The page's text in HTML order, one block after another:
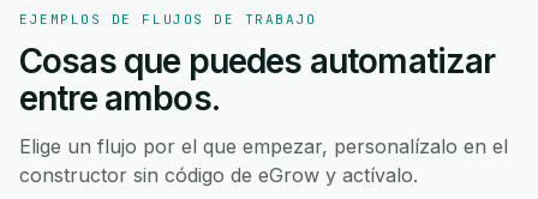
EJEMPLOS DE FLUJOS DE TRABAJO
Cosas que puedes automatizar
entre ambos.
Elige un flujo por el que empezar, personalízalo en el
constructor sin código de eGrow y actívalo.